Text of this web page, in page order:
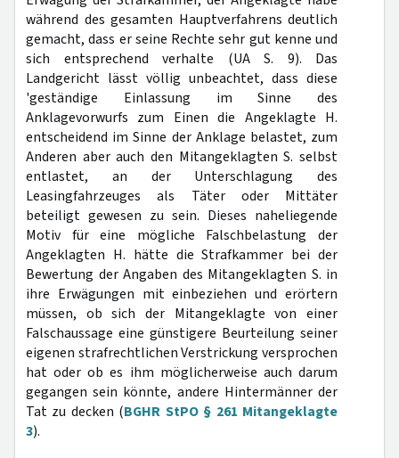
während des gesamten Hauptverfahrens deutlich
gemacht, dass er seine Rechte sehr gut kenne und
sich entsprechend verhalte (UA S. 9). Das
Landgericht lässt völlig unbeachtet, dass diese
'geständige Einlassung im Sinne des
Anklagevorwurfs zum Einen die Angeklagte H.
entscheidend im Sinne der Anklage belastet, zum
Anderen aber auch den Mitangeklagten S. selbst
entlastet, an der Unterschlagung des
Leasingfahrzeuges als Täter oder Mittäter
beteiligt gewesen zu sein. Dieses naheliegende
Motiv für eine mögliche Falschbelastung der
Angeklagten H. hätte die Strafkammer bei der
Bewertung der Angaben des Mitangeklagten S. in
ihre Erwägungen mit einbeziehen und erörtern
müssen, ob sich der Mitangeklagte von einer
Falschaussage eine günstigere Beurteilung seiner
eigenen strafrechtlichen Verstrickung versprochen
hat oder ob es ihm möglicherweise auch darum
gegangen sein könnte, andere Hintermänner der
Tat zu decken (BGHR StPO § 261 Mitangeklagte
3).